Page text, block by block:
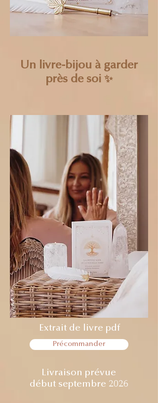
Un livre-bijou à garder
près de soi ✨
Extrait de livre pdf
Précommander
Livraison prévue
début septembre 2026